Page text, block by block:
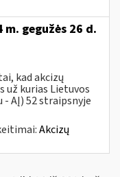
m. gegužės 26 d.
kad akcizų
už kurias Lietuvos
AĮ) 52 straipsnyje
Akcizų